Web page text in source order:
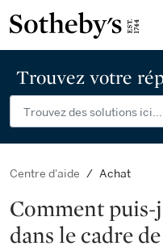
Trouvez votre
Centre d'aide Achat
Comment
dans le cadre